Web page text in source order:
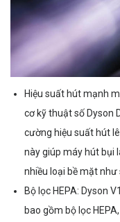
Hiệu suất hút mạnh
cơ kỹ thuật số Dyson
cường hiệu suất hút
này giúp máy hút bụi
nhiều loại bề mặt như
Bộ lọc HEPA: Dyson
bao gồm bộ lọc